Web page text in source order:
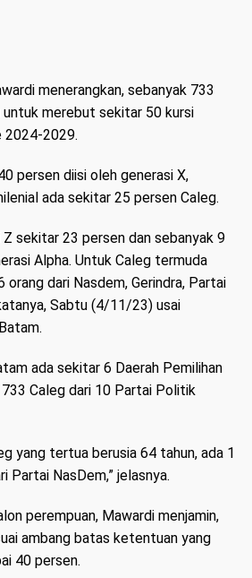
menerangkan, sebanyak 733
untuk merebut sekitar 50 kursi
2024-2029.
persen diisi oleh generasi X,
ada sekitar 25 persen Caleg.
Z sekitar 23 persen dan sebanyak 9
Alpha. Untuk Caleg termuda
orang dari Nasdem, Gerindra, Partai
Sabtu (4/11/23) usai
ada sekitar 6 Daerah Pemilihan
Caleg dari 10 Partai Politik
yang tertua berusia 64 tahun, ada 1
Partai NasDem,” jelasnya.
perempuan, Mawardi menjamin,
ambang batas ketentuan yang
40 persen.